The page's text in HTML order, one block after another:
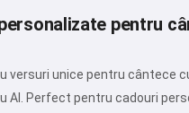
pentru
versuri unice pentru cântece
AI. Perfect pentru cadouri